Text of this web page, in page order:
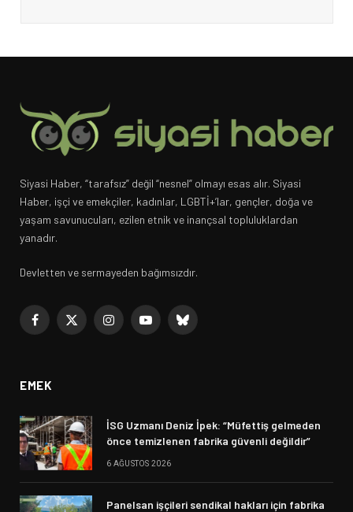
Siyasi Haber, “tarafsız” değil “nesnel” olmayı esas alır. Siyasi
Haber, işçi ve emekçiler, kadınlar, LGBTİ+’lar, gençler, doğa ve
yaşam savunucuları, ezilen etnik ve inançsal topluluklardan
yanadır.
Devletten ve sermayeden bağımsızdır.
Facebook
X
InstagramYouTubeBluesky
EMEK
İSG Uzmanı Deniz İpek: “Müfettiş gelmeden
önce temizlenen fabrika güvenli değildir”
6 AĞUSTOS 2026
Panelsan işçileri sendikal hakları için fabrika